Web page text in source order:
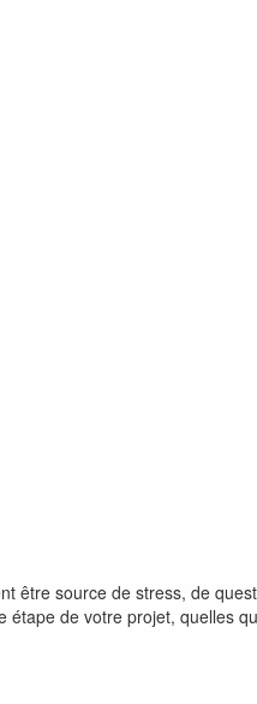
être source de stress, de
de votre projet, quelles